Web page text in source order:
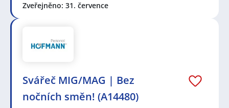
Zveřejněno: 31. července
Svářeč MIG/MAG | Bez
nočních směn! (A14480)